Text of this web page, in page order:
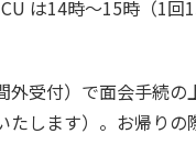
時～15時（1回15
外受付）で面会手続
します）。お帰りの